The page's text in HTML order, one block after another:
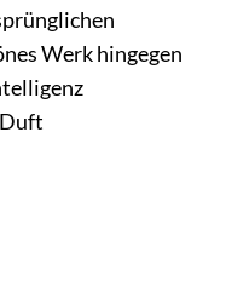
Werk hingegen